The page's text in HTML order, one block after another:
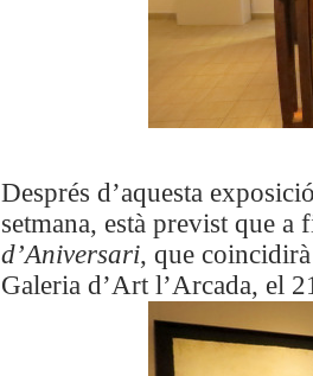
Després d’aquesta
setmana, està previst que
d’Aniversari, que coincidirà
Galeria d’Art l’Arcada, el